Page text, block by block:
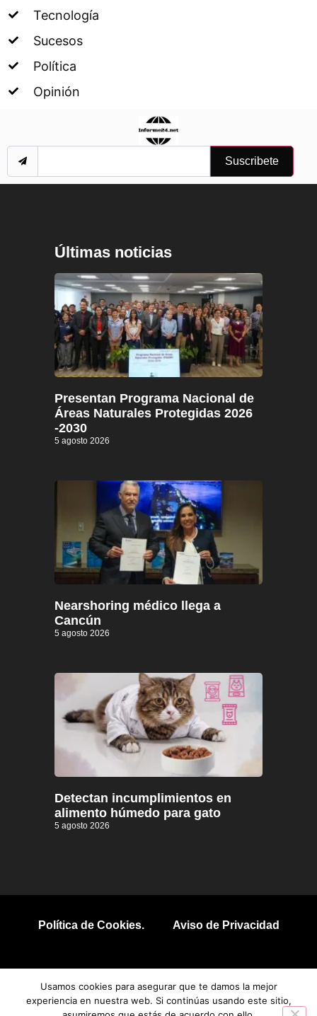
Tecnología
Sucesos
Política
Opinión
Suscribete
Últimas noticias
Presentan Programa Nacional de
Áreas Naturales Protegidas 2026
-2030
5 agosto 2026
Nearshoring médico llega a
Cancún
5 agosto 2026
Detectan incumplimientos en
alimento húmedo para gato
5 agosto 2026
Política de Cookies. Aviso de Privacidad
Usamos cookies para asegurar que te damos la mejor
experiencia en nuestra web. Si continúas usando este sitio,